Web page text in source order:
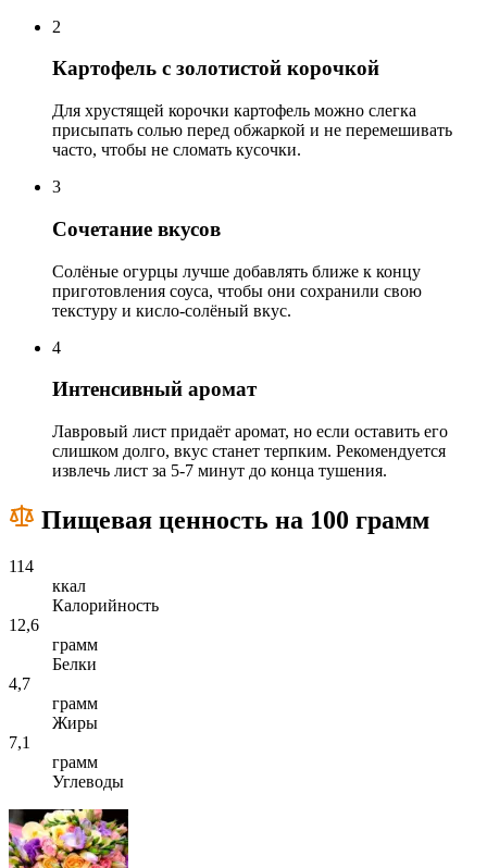
2
Картофель с золотистой корочкой
Для хрустящей корочки картофель можно слегка
присыпать солью перед обжаркой и не перемешивать
часто, чтобы не сломать кусочки.
3
Сочетание вкусов
Солёные огурцы лучше добавлять ближе к концу
приготовления соуса, чтобы они сохранили свою
текстуру и кисло-солёный вкус.
4
Интенсивный аромат
Лавровый лист придаёт аромат, но если оставить его
слишком долго, вкус станет терпким. Рекомендуется
извлечь лист за 5-7 минут до конца тушения.
Пищевая ценность на 100 грамм
114
ккал
Калорийность
12,6
грамм
Белки
4,7
грамм
Жиры
7,1
грамм
Углеводы